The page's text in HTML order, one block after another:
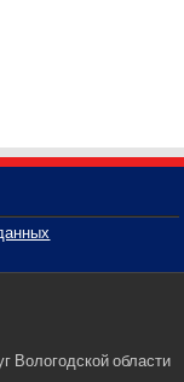
Вологодской области